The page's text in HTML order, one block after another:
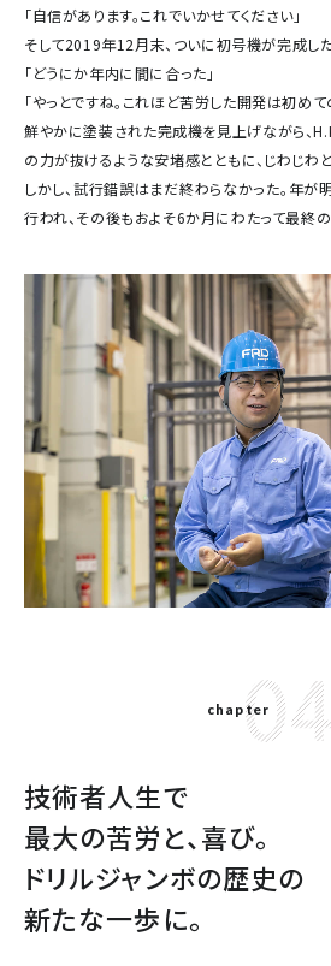
「自信があります。これでいかせてください」
そして2019年12月末、ついに初号機が完成した
「どうにか年内に間に合った」
「やっとですね。これほど苦労した開発は初め
鮮やかに塗装された完成機を見上げながら、
の力が抜けるような安堵感とともに、じわじわ
しかし、試行錯誤はまだ終わらなかった。年が
行われ、その後もおよそ6か月にわたって最終
chapter
技術者人生で
最大の苦労と、喜び。
ドリルジャンボの歴史の
新たな一歩に。